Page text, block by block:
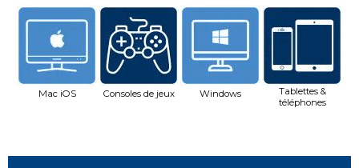
Mac iOS Consoles de jeux Windows
Tablettes &
téléphones